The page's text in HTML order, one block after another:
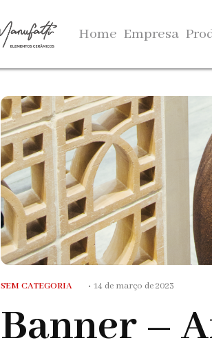
Home Empresa
SEM CATEGORIA • 14 de março de 2023
Banner –